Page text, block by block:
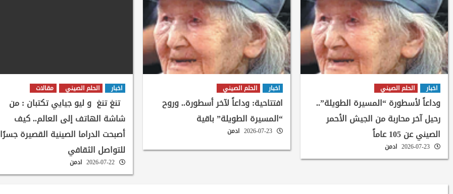
اخبار الحلم الصيني
وداعاً لأسطورة “المسيرة الطويلة”..
رحيل آخر محاربة من الجيش الأحمر
الصيني عن 105 عاماً
ادمن
اخبار الحلم الصيني
افتتاحية: وداعاً لآخر أسطورة.. وروح
“المسيرة الطويلة” باقية
2026-07-23 ادمن
اخبار الحلم الصيني مقالات
تنغ تنغ و ليو جيايي تكتبان : من
شاشة الهاتف إلى العالم.. كيف
أصبحت الدراما الصينية القصيرة جسرًا
للتواصل الثقافي
2026-07-22 ادمن